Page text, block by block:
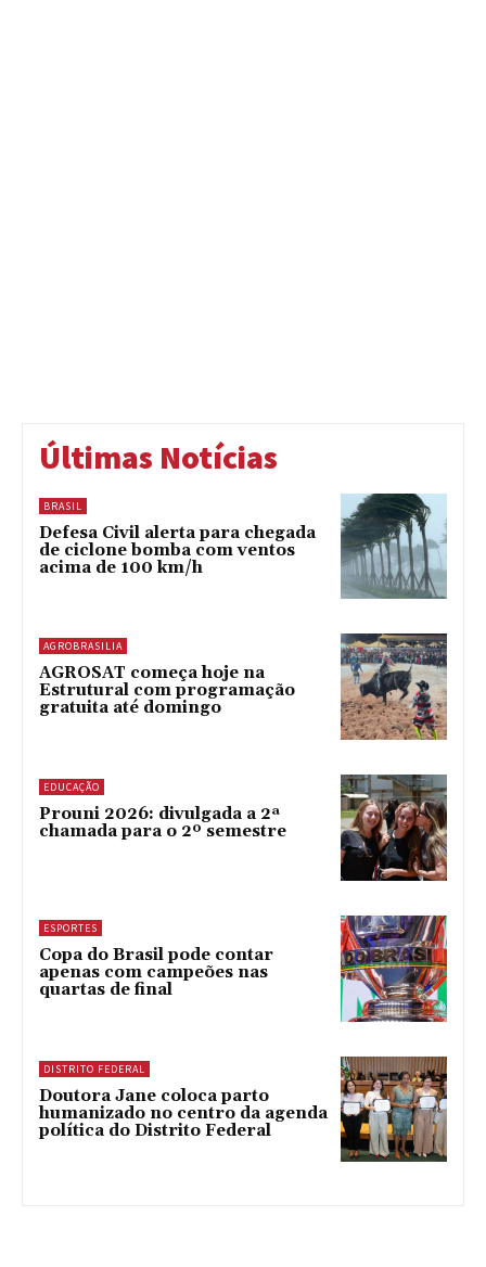
Últimas Notícias
BRASIL
Defesa Civil alerta para chegada
de ciclone bomba com ventos
acima de 100 km/h
AGROBRASILIA
AGROSAT começa hoje na
Estrutural com programação
gratuita até domingo
EDUCAÇÃO
Prouni 2026: divulgada a 2ª
chamada para o 2º semestre
ESPORTES
Copa do Brasil pode contar
apenas com campeões nas
quartas de final
DISTRITO FEDERAL
Doutora Jane coloca parto
humanizado no centro da agenda
política do Distrito Federal